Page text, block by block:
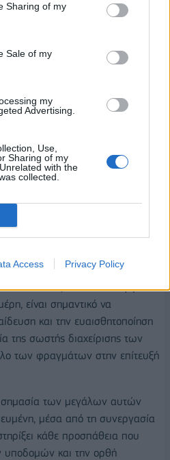
Sharing of my
Sale of my
my
Advertising.
Use,
Sharing of my
with the
collected.
Access Privacy Policy
την επικράτεια, 32
περίπου 955
στην επίτευξη των
αποτελούν μοχλό
θέσεις εργασίας,
και την ανθεκτικότητα
της κλιματικής αλλαγής.
να αναφέρουμε ότι το
μελετών, προωθεί την
με στόχο τη μελλοντική
κάλυψη των πολλαπλών
ανά την επικράτεια.
στη βέλτιστη συνεργασία
είναι σημαντικό να
και την ευαισθητοποίηση
της σωστής διαχείρισης των
των φραγμάτων στην επίτευξή
σημασία των μεγάλων αυτών
μέσα από τη συνεργασία
κάθε προσπάθεια που
υποδομών και την ορθή